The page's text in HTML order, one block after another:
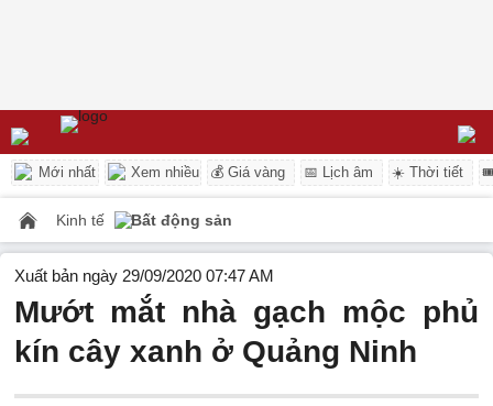
Mới nhất Xem nhiều 💰 Giá vàng 📅 Lịch âm ☀️ Thời tiết
Kinh tế Bất động sản
Xuất bản ngày 29/09/2020 07:47 AM
Mướt mắt nhà gạch mộc phủ
kín cây xanh ở Quảng Ninh